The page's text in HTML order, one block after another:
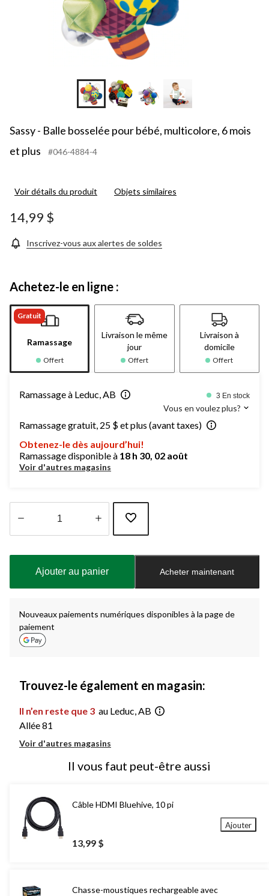
+2
Sassy - Balle bosselée pour bébé, multicolore, 6 mois
et plus
#046-4884-4
Voir détails du produit Objets similaires
14,99 $
Inscrivez-vous aux alertes de soldes
Achetez-le en ligne :
Gratuit
Ramassage
Offert
Livraison le même
jour
Offert
Livraison à
domicile
Offert
Ramassage à Leduc, AB 3 En stock
Vous en voulez plus?
Ramassage gratuit, 25 $ et plus (avant taxes)
Obtenez-le dès aujourd’hui!
Ramassage disponible à 18 h 30, 02 août
Voir d'autres magasins
à
Ajouter au panier Acheter maintenant
Nouveaux paiements numériques disponibles à la page de
paiement
Trouvez-le également en magasin:
Il n’en reste que 3 au Leduc, AB
Allée 81
Voir d'autres magasins
Il vous faut peut-être aussi
Câble HDMI Bluehive, 10 pi
13,99 $
Ajouter
Chasse-moustiques rechargeable avec